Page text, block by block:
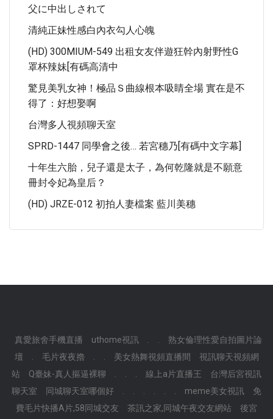
父に中出しされて
清純正妹性感白內衣勾人心魄
(HD) 300MIUM-549 出租女友伴遊狂幹內射野性G
罩杯辣妹[有碼高清中
驚見美乳女神！極品Ｓ曲線根本吸睛全場 實在是不
得了：好想娶啊
台灣多人視頻聊天室
SPRD-1447 同學會之後… 若宮穗乃[有碼中文字幕]
十年生六胎，兒子還是太子，為何乾隆就是不願意
冊封令妃為皇后？
(HD) JRZE-012 初拍人妻檔案 藍川美穗
真愛旅舍手機直播 uthome視訊
熟女倫理性愛自拍圖片論
壇
毛片夜夜擼 美女熱舞視頻直播間
視訊聊天視頻網
站
Q臺妹-真人摳逼裸聊 線上a片直播王
台灣后宮視訊
聊天室
同城聊天室哪個好 meme美女視訊
免
費毛片快播A片,58同城交友
茶訊之家,同城午夜交友網站 後宮